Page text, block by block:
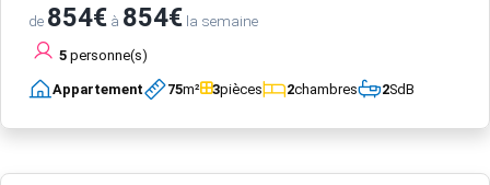
de 854€ à 854€ la semaine
5 personne(s)
Appartement 75m² 3pièces 2chambres 2SdB